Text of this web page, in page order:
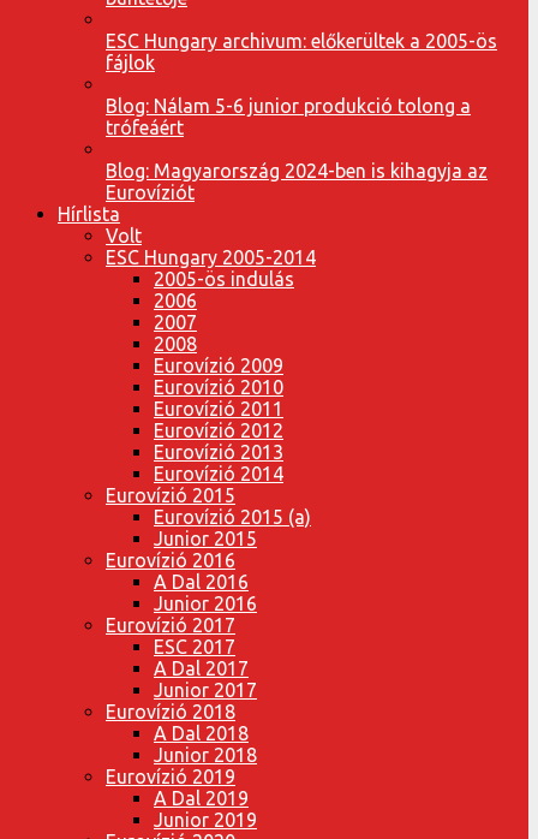
ESC Hungary archivum: előkerültek a 2005-ös
fájlok
Blog: Nálam 5-6 junior produkció tolong a
trófeáért
Blog: Magyarország 2024-ben is kihagyja az
Eurovíziót
Hírlista
Volt
ESC Hungary 2005-2014
2005-ös indulás
2006
2007
2008
Eurovízió 2009
Eurovízió 2010
Eurovízió 2011
Eurovízió 2012
Eurovízió 2013
Eurovízió 2014
Eurovízió 2015
Eurovízió 2015 (a)
Junior 2015
Eurovízió 2016
A Dal 2016
Junior 2016
Eurovízió 2017
ESC 2017
A Dal 2017
Junior 2017
Eurovízió 2018
A Dal 2018
Junior 2018
Eurovízió 2019
A Dal 2019
Junior 2019